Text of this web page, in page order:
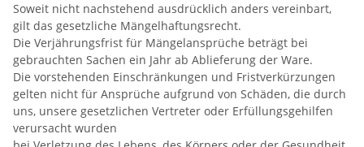
Soweit nicht nachstehend ausdrücklich anders vereinbart,
gilt das gesetzliche Mängelhaftungsrecht.
Die Verjährungsfrist für Mängelansprüche beträgt bei
gebrauchten Sachen ein Jahr ab Ablieferung der Ware.
Die vorstehenden Einschränkungen und Fristverkürzungen
gelten nicht für Ansprüche aufgrund von Schäden, die durch
uns, unsere gesetzlichen Vertreter oder Erfüllungsgehilfen
verursacht wurden